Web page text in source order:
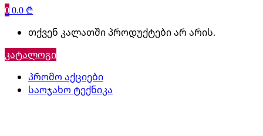
00.0 ₾
თქვენ კალათში პროდუქტები არ არის.
კატალოგი
პრომო აქციები
საოჯახო ტექნიკა